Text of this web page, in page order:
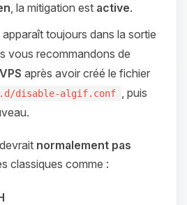
, la mitigation est active.
apparaît toujours dans la sortie
vous recommandons de
après avoir créé le fichier
disable-algif.conf , puis
normalement pas
classiques comme :